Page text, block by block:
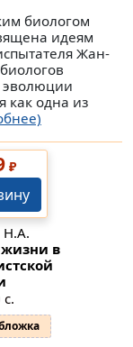
биологом
идеям
Жан-
эволюции
как одна из
₽
Н.А.
в